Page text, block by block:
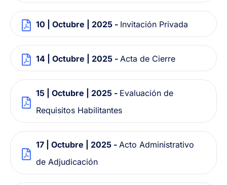
10 | Octubre | 2025 - Invitación Privada
14 | Octubre | 2025 - Acta de Cierre
15 | Octubre | 2025 - Evaluación de
Requisitos Habilitantes
17 | Octubre | 2025 - Acto Administrativo
de Adjudicación